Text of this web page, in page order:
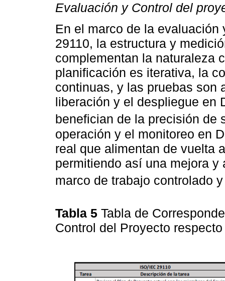
Evaluación y Control del
En el marco de la
29110, la estructura y
complementan la naturaleza
planificación es iterativa, la
continuas, y las pruebas son
liberación y el despliegue en
benefician de la precisión de
operación y el monitoreo en
real que alimentan de vuelta
permitiendo así una mejora
marco de trabajo controlado
Tabla 5 Tabla de
Control del Proyecto